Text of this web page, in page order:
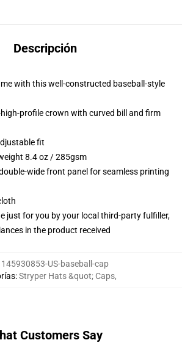
Descripción
with this well-constructed baseball-style
profile crown with curved bill and firm
fit
8.4 oz / 285gsm
wide front panel for seamless printing
just for you by your local third-party fulfiller,
in the product received
145930853-US-baseball-cap
:Stryper Hats &quot; Caps,
Customers Say